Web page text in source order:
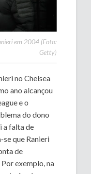
em 2004 (Foto:
Getty)
no Chelsea
ano alcançou
e o
do dono
a falta de
se que Ranieri
de
exemplo, na